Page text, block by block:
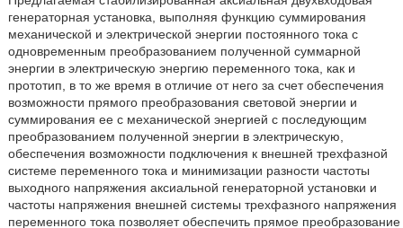
генераторная установка, выполняя функцию суммирования
механической и электрической энергии постоянного тока с
одновременным преобразованием полученной суммарной
энергии в электрическую энергию переменного тока, как и
прототип, в то же время в отличие от него за счет обеспечения
возможности прямого преобразования световой энергии и
суммирования ее с механической энергией с последующим
преобразованием полученной энергии в электрическую,
обеспечения возможности подключения к внешней трехфазной
системе переменного тока и минимизации разности частоты
выходного напряжения аксиальной генераторной установки и
частоты напряжения внешней системы трехфазного напряжения
переменного тока позволяет обеспечить прямое преобразование